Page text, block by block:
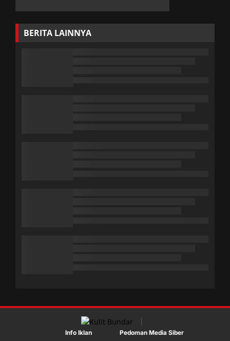
BERITA LAINNYA
Info Iklan Pedoman Media Siber